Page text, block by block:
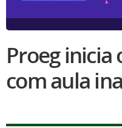
Proeg inicia
com aula